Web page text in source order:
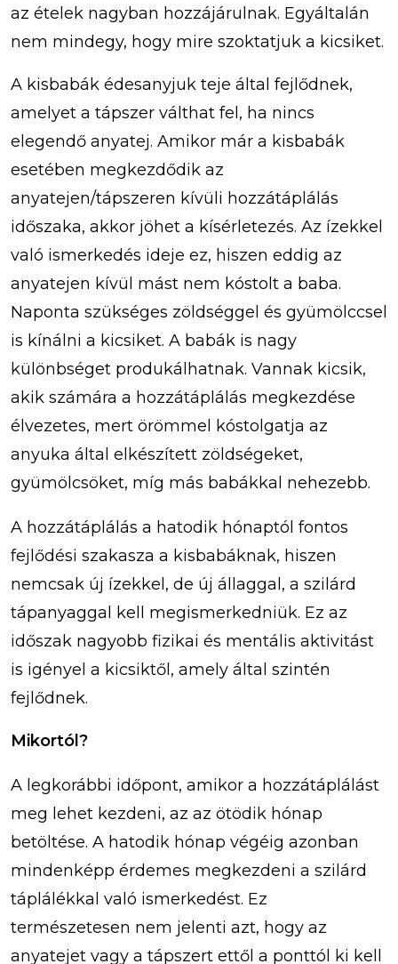
az ételek nagyban hozzájárulnak. Egyáltalán
nem mindegy, hogy mire szoktatjuk a kicsiket.
A kisbabák édesanyjuk teje által fejlődnek,
amelyet a tápszer válthat fel, ha nincs
elegendő anyatej. Amikor már a kisbabák
esetében megkezdődik az
anyatejen/tápszeren kívüli hozzátáplálás
időszaka, akkor jöhet a kísérletezés. Az ízekkel
való ismerkedés ideje ez, hiszen eddig az
anyatejen kívül mást nem kóstolt a baba.
Naponta szükséges zöldséggel és gyümölccsel
is kínálni a kicsiket. A babák is nagy
különbséget produkálhatnak. Vannak kicsik,
akik számára a hozzátáplálás megkezdése
élvezetes, mert örömmel kóstolgatja az
anyuka által elkészített zöldségeket,
gyümölcsöket, míg más babákkal nehezebb.
A hozzátáplálás a hatodik hónaptól fontos
fejlődési szakasza a kisbabáknak, hiszen
nemcsak új ízekkel, de új állaggal, a szilárd
tápanyaggal kell megismerkedniük. Ez az
időszak nagyobb fizikai és mentális aktivitást
is igényel a kicsiktől, amely által szintén
fejlődnek.
Mikortól?
A legkorábbi időpont, amikor a hozzátáplálást
meg lehet kezdeni, az az ötödik hónap
betöltése. A hatodik hónap végéig azonban
mindenképp érdemes megkezdeni a szilárd
táplálékkal való ismerkedést. Ez
természetesen nem jelenti azt, hogy az
anyatejet vagy a tápszert ettől a ponttól ki kell